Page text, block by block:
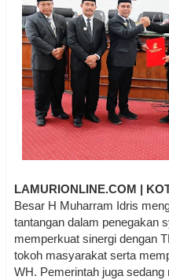
LAMURIONLINE.COM |
Besar H Muharram Idris
tantangan dalam penegakan
memperkuat sinergi dengan
tokoh masyarakat serta
WH. Pemerintah juga